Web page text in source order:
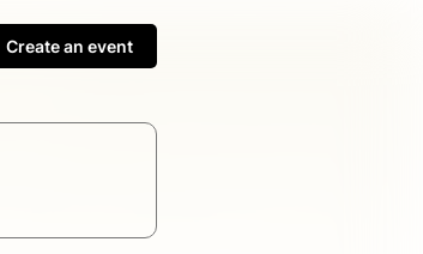
Create an event